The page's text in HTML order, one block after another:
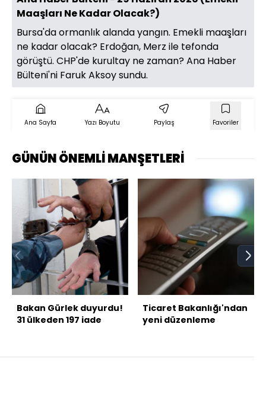
Maaşları Ne Kadar Olacak?)
Bursa'da ormanlık alanda yangın. Emekli maaşları
ne kadar olacak? Erdoğan, Merz ile tefonda
görüştü. CHP'de kurultay ne zaman? Ana Haber
Bülteni'ni Faruk Aksoy sundu.
Ana Sayfa Yazı Boyutu Paylaş Favoriler
GÜNÜN ÖNEMLİ MANŞETLERİ
Bakan Gürlek duyurdu!
31 ülkeden 197 iade
Ticaret Bakanlığı'ndan
yeni düzenleme